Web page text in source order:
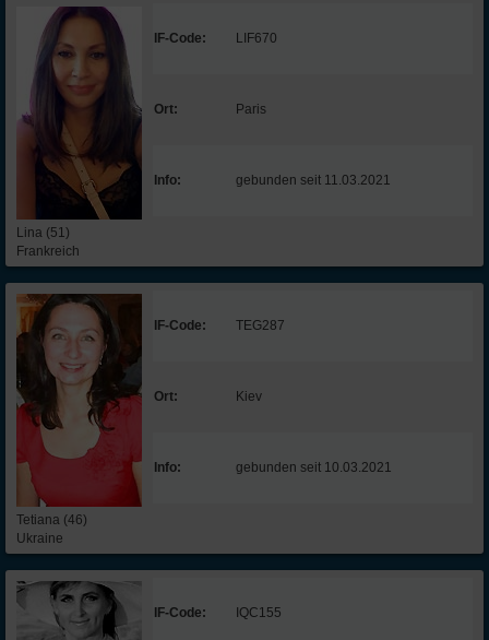
Lina (51)
Frankreich
IF-Code: LIF670
Ort: Paris
Info: gebunden seit 11.03.2021
Tetiana (46)
Ukraine
IF-Code: TEG287
Ort: Kiev
Info: gebunden seit 10.03.2021
IF-Code: IQC155